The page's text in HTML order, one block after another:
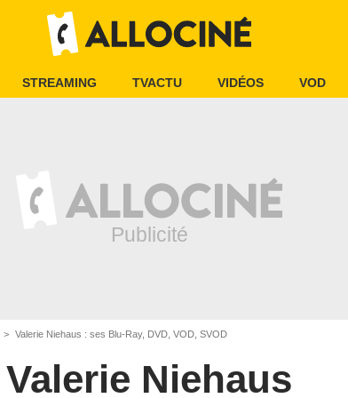
STREAMING TVACTU VIDÉOS VOD
Valerie Niehaus : ses Blu-Ray, DVD, VOD, SVOD
Valerie Niehaus